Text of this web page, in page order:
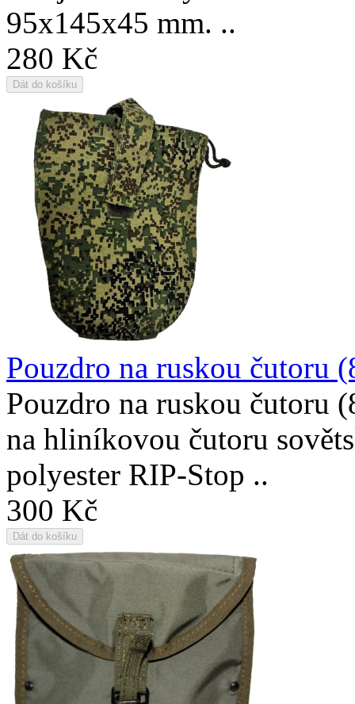
95x145x45 mm. ..
280 Kč
Pouzdro na ruskou čutoru
Pouzdro na ruskou čutoru
na hliníkovou čutoru
polyester RIP-Stop ..
300 Kč